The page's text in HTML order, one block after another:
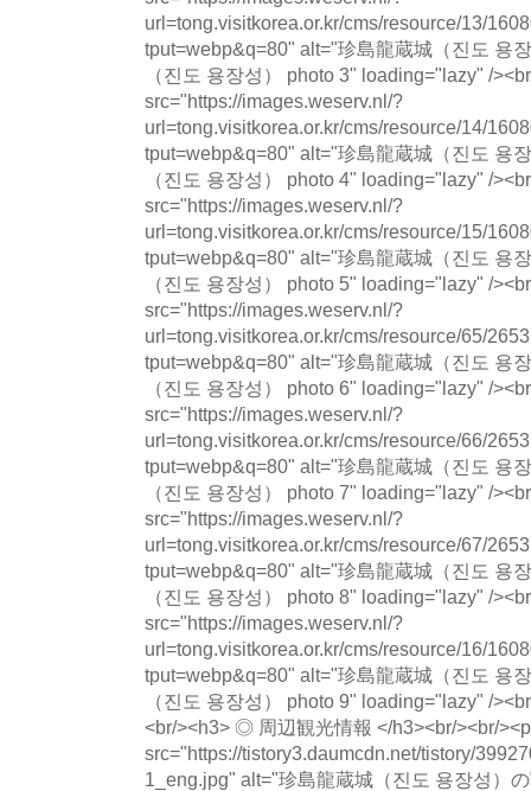
url=tong.visitkorea.or.kr/cms/resource/13/
tput=webp&q=80" alt="珍島龍蔵城（진도 용
（진도 용장성） photo 3" loading="lazy" /
src="https://images.weserv.nl/?
url=tong.visitkorea.or.kr/cms/resource/14/
tput=webp&q=80" alt="珍島龍蔵城（진도 용
（진도 용장성） photo 4" loading="lazy" /
src="https://images.weserv.nl/?
url=tong.visitkorea.or.kr/cms/resource/15/
tput=webp&q=80" alt="珍島龍蔵城（진도 용
（진도 용장성） photo 5" loading="lazy" /
src="https://images.weserv.nl/?
url=tong.visitkorea.or.kr/cms/resource/65/
tput=webp&q=80" alt="珍島龍蔵城（진도 용
（진도 용장성） photo 6" loading="lazy" /
src="https://images.weserv.nl/?
url=tong.visitkorea.or.kr/cms/resource/66/
tput=webp&q=80" alt="珍島龍蔵城（진도 용
（진도 용장성） photo 7" loading="lazy" /
src="https://images.weserv.nl/?
url=tong.visitkorea.or.kr/cms/resource/67/
tput=webp&q=80" alt="珍島龍蔵城（진도 용
（진도 용장성） photo 8" loading="lazy" /
src="https://images.weserv.nl/?
url=tong.visitkorea.or.kr/cms/resource/16/
tput=webp&q=80" alt="珍島龍蔵城（진도 용
（진도 용장성） photo 9" loading="lazy" /
<br/><h3> ◎ 周辺観光情報 </h3><br/><br/
src="https://tistory3.daumcdn.net/tistory/
1_eng.jpg" alt="珍島龍蔵城（진도 용장성）